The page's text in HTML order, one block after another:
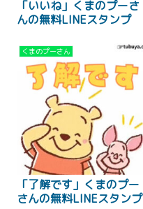
「いいね」くまのプーさ
んの無料LINEスタンプ
くまのプーさん
「了解です」くまのプー
さんの無料LINEスタンプ